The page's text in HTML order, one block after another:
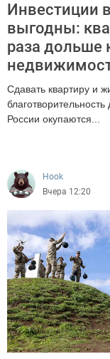
Инвестиции
выгодны:
раза дольше
Сдавать квартиру и
России окупаются...
Hook
Вчера 12:20